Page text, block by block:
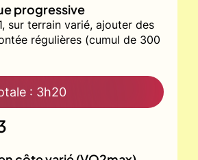
progressive
sur terrain varié, ajouter des
régulières (cumul de 300
: 3h20